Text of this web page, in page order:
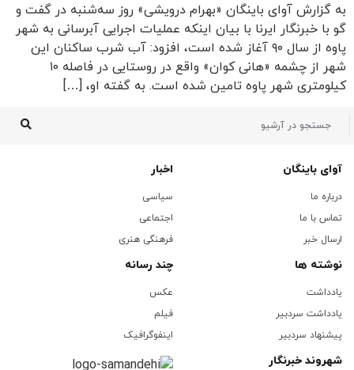
به گزارش آوای باینگان «بهرام درویشی» روز سه‌شنبه در گفت و
گو با خبرنگار ایرنا با بیان اینکه عملیات اجرایی آبرسانی به شهر
پاوه از سال ۹۰ آغاز شده است، افزود: آب شرب ساکنان این
شهر از چشمه «هانی کوان» واقع در روستایی در فاصله ۱۰
کیلومتری شهر پاوه تامین شده است. به گفته او، […]
آوای باینگان
درباره ما
تماس با ما
ارسال خبر
اخبار
سیاسی
اجتماعی
فرهنگی هنری
نوشته ها
یادداشت
یادداشت سردبیر
پیشنهاد سردبیر
چند رسانه
عکس
فیلم
اینفوگرافیک
شهروند خبرنگار